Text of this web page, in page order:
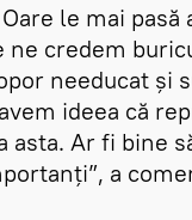
Oare le mai
ne credem
needucat și
ideea că
asta. Ar fi bine
a